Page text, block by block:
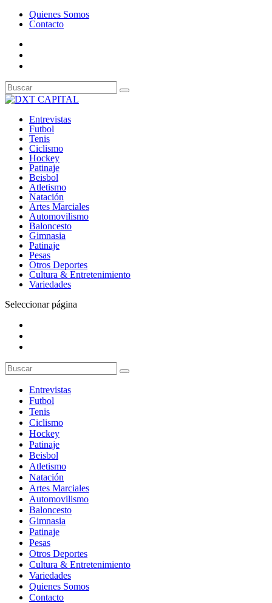
Quienes Somos
Contacto
Entrevistas
Futbol
Tenis
Ciclismo
Hockey
Patinaje
Beisbol
Atletismo
Natación
Artes Marciales
Automovilismo
Baloncesto
Gimnasia
Patinaje
Pesas
Otros Deportes
Cultura & Entretenimiento
Variedades
Seleccionar página
Entrevistas
Futbol
Tenis
Ciclismo
Hockey
Patinaje
Beisbol
Atletismo
Natación
Artes Marciales
Automovilismo
Baloncesto
Gimnasia
Patinaje
Pesas
Otros Deportes
Cultura & Entretenimiento
Variedades
Quienes Somos
Contacto